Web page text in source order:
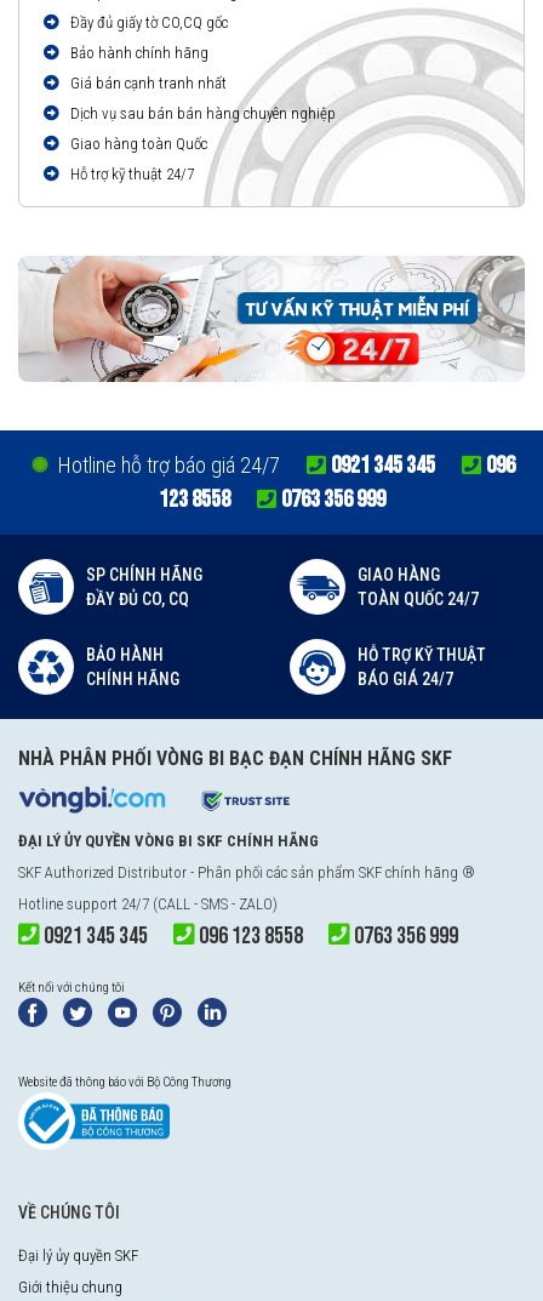
Đầy đủ giấy tờ CO,CQ gốc
Bảo hành chính hãng
Giá bán cạnh tranh nhất
Dịch vụ sau bán bán hàng chuyên nghiệp
Giao hàng toàn Quốc
Hỗ trợ kỹ thuật 24/7
Hotline hỗ trợ báo giá 24/7 0921 345 345
096
123 8558
0763 356 999
SP CHÍNH HÃNG
ĐẦY ĐỦ CO, CQ
GIAO HÀNG
TOÀN QUỐC 24/7
BẢO HÀNH
CHÍNH HÃNG
HỖ TRỢ KỸ THUẬT
BÁO GIÁ 24/7
NHÀ PHÂN PHỐI VÒNG BI BẠC ĐẠN CHÍNH HÃNG SKF
ĐẠI LÝ ỦY QUYỀN VÒNG BI SKF CHÍNH HÃNG
SKF Authorized Distributor - Phân phối các sản phẩm SKF chính hãng ®
Hotline support 24/7 (CALL - SMS - ZALO)
0921 345 345 096 123 8558 0763 356 999
Kết nối với chúng tôi
Website đã thông báo với Bộ Công Thương
VỀ CHÚNG TÔI
Đại lý ủy quyền SKF
Giới thiệu chung